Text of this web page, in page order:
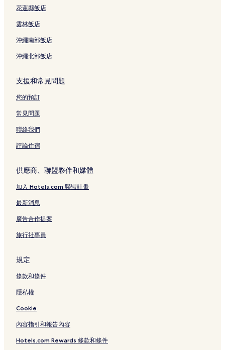
花蓮縣飯店
雲林飯店
沖繩南部飯店
沖繩北部飯店
支援和常見問題
您的預訂
常見問題
聯絡我們
評論住宿
供應商、聯盟夥伴和媒體
加入 Hotels.com 聯盟計畫
最新消息
廣告合作提案
旅行社專員
規定
條款和條件
隱私權
Cookie
內容指引和報告內容
Hotels.com Rewards 條款和條件